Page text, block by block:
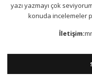
yazı yazmayı çok
konuda incelemeler
İletişim: